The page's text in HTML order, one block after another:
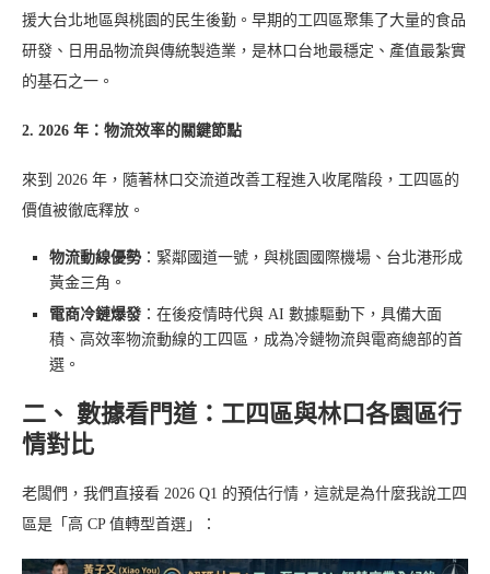
援大台北地區與桃園的民生後勤。早期的工四區聚集了大量的食品
研發、日用品物流與傳統製造業，是林口台地最穩定、產值最紮實
的基石之一。
2. 2026 年：物流效率的關鍵節點
來到 2026 年，隨著林口交流道改善工程進入收尾階段，工四區的
價值被徹底釋放。
物流動線優勢：緊鄰國道一號，與桃園國際機場、台北港形成
黃金三角。
電商冷鏈爆發 ：在後疫情時代與 AI 數據驅動下，具備大面
積、高效率物流動線的工四區，成為冷鏈物流與電商總部的首
選。
二、 數據看門道：工四區與林口各園區行
情對比
老闆們，我們直接看 2026 Q1 的預估行情，這就是為什麼我說工四
區是「高 CP 值轉型首選」：